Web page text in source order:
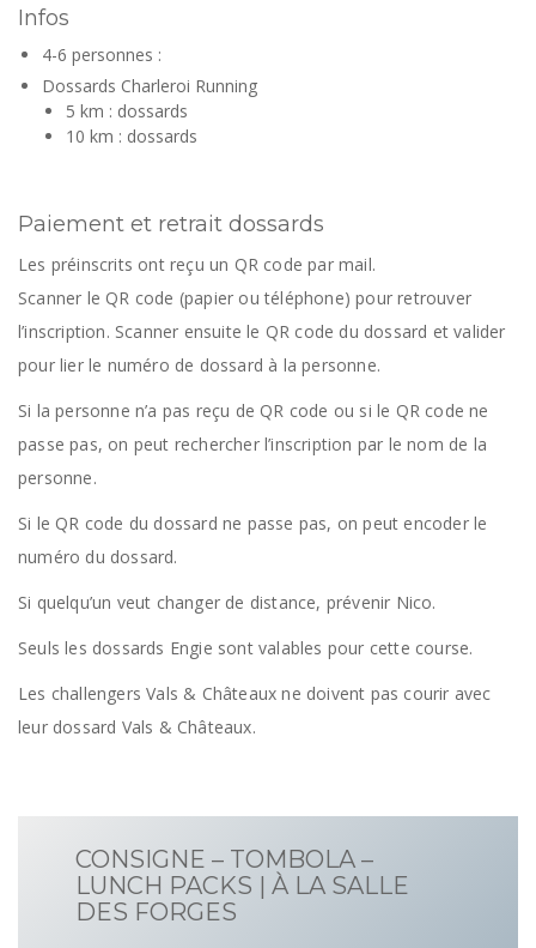
Infos
4-6 personnes :
Dossards Charleroi Running
5 km : dossards
10 km : dossards
Paiement et retrait dossards
Les préinscrits ont reçu un QR code par mail.
Scanner le QR code (papier ou téléphone) pour retrouver
l’inscription. Scanner ensuite le QR code du dossard et valider
pour lier le numéro de dossard à la personne.
Si la personne n’a pas reçu de QR code ou si le QR code ne
passe pas, on peut rechercher l’inscription par le nom de la
personne.
Si le QR code du dossard ne passe pas, on peut encoder le
numéro du dossard.
Si quelqu’un veut changer de distance, prévenir Nico.
Seuls les dossards Engie sont valables pour cette course.
Les challengers Vals & Châteaux ne doivent pas courir avec
leur dossard Vals & Châteaux.
CONSIGNE – TOMBOLA –
LUNCH PACKS | À LA SALLE
DES FORGES